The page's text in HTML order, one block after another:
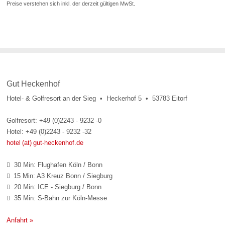
Preise verstehen sich inkl. der derzeit gültigen MwSt.
Gut Heckenhof
Hotel- & Golfresort an der Sieg • Heckerhof 5 • 53783 Eitorf
Golfresort: +49 (0)2243 - 9232 -0
Hotel: +49 (0)2243 - 9232 -32
hotel (at) gut-heckenhof.de
 30 Min: Flughafen Köln / Bonn
 15 Min: A3 Kreuz Bonn / Siegburg
 20 Min: ICE - Siegburg / Bonn
 35 Min: S-Bahn zur Köln-Messe
Anfahrt »